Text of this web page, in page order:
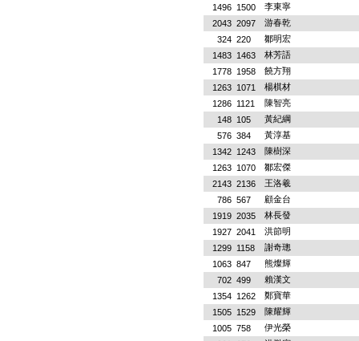
1496
1500
李東寧
2043 2097
游春乾
324 220
鄒明宏
1483
1463
林芳語
1778
1958
饒方翔
1263
1071
楊棋材
1286
1121
陳智亮
148
105
黃紀綱
576 384
黃淳基
1342
1243
陳樹深
1263
1070
鄒宏傑
2143 2136
王洛羲
786 567
顧金台
1919 2035
林長發
1927 2041
洪節明
1299
1158
謝奇璁
1063 847
熊燦輝
702 499
賴漢文
1354
1262
鄭寶華
1505
1529
陳耀輝
1005 758
伊光榮